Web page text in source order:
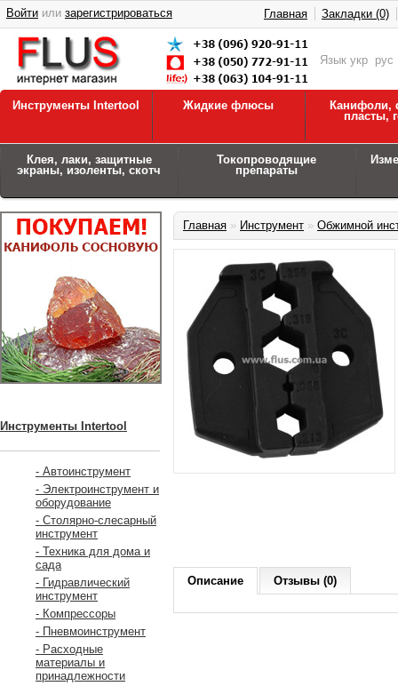
Язык укр рус
Войти или зарегистрироваться Главная Закладки (0)
Инструменты Intertool Жидкие флюсы
Канифоли,
пласты,
Клея, лаки, защитные
экраны, изоленты, скотч
Токопроводящие
препараты
Инструменты Intertool
- Автоинструмент
- Электроинструмент и
оборудование
- Столярно-слесарный
инструмент
- Техника для дома и
сада
- Гидравлический
инструмент
- Компрессоры
- Пневмоинструмент
- Расходные
материалы и
принадлежности
Главная » Инструмент » Обжимной
Описание Отзывы (0)